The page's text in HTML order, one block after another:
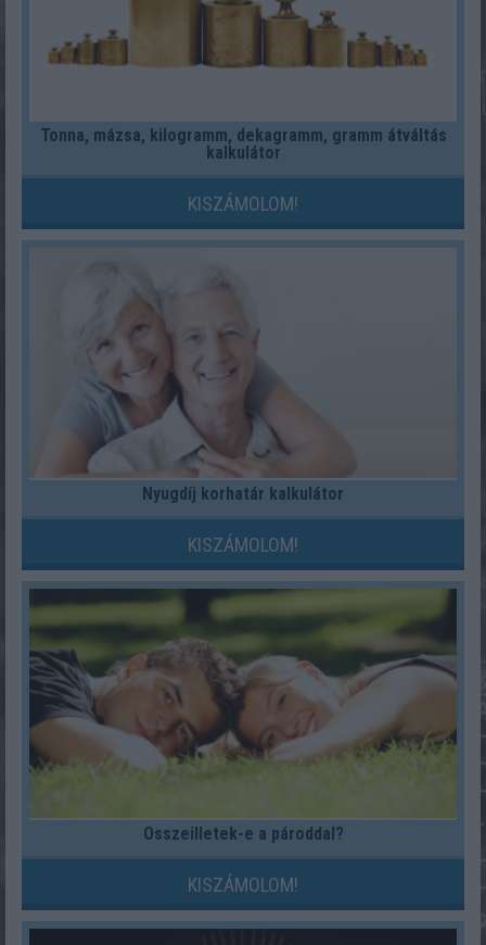
Tonna, mázsa, kilogramm, dekagramm, gramm átváltás
kalkulátor
KISZÁMOLOM!
Nyugdíj korhatár kalkulátor
KISZÁMOLOM!
Összeilletek-e a pároddal?
KISZÁMOLOM!